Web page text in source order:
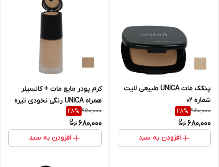
پنکک مات UNICA طبیعی لایت
شماره 02
950,000
28%
680,000
افزودن به سبد
کرم پودر مایع مات + کانسیلر
همراه UNICA رنگی نخودی تیره
شماره 40
950,000
28%
680,000
افزودن به سبد